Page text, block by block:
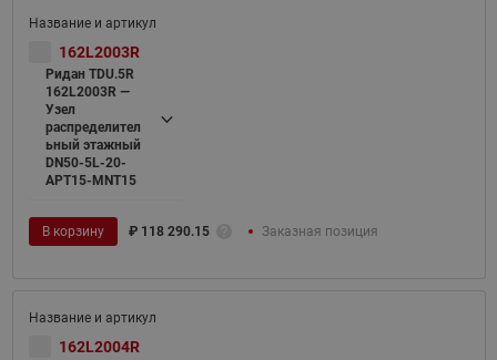
162L2003R
Ридан TDU.5R
162L2003R —
Узел
распределител
ьный этажный
DN50-5L-20-
APT15-MNT15
В корзину ₽ 118 290.15 Заказная позиция
162L2004R